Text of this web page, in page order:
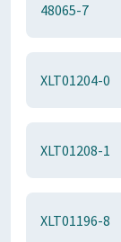
48065-7
XLT01204-0
XLT01208-1
XLT01196-8